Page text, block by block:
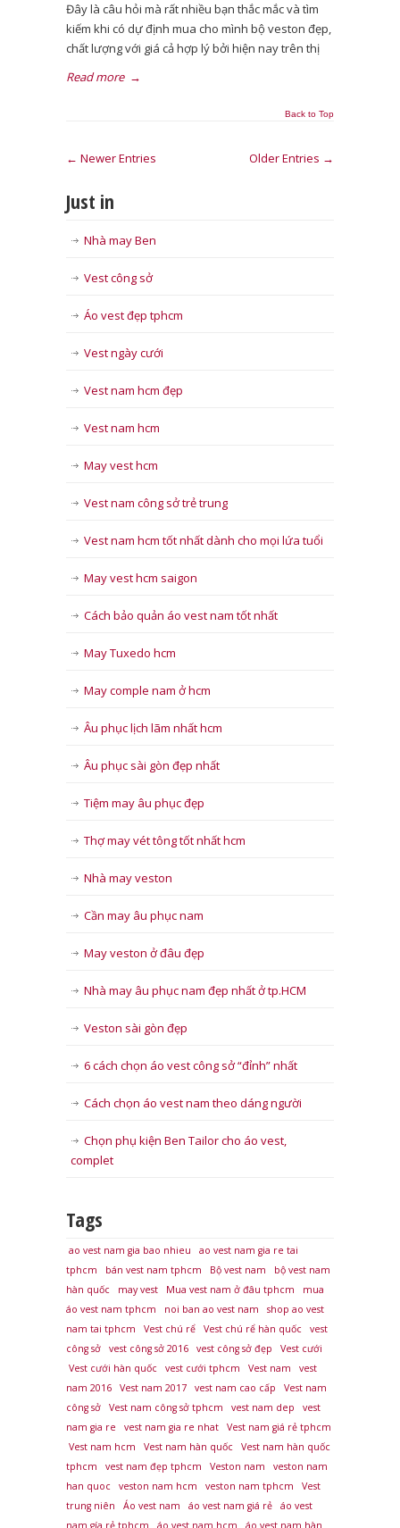
Đây là câu hỏi mà rất nhiều bạn thắc mắc và tìm
kiếm khi có dự định mua cho mình bộ veston đẹp,
chất lượng với giá cả hợp lý bởi hiện nay trên thị
Read more →
Back to Top
← Newer Entries Older Entries →
Just in
Nhà may Ben
Vest công sở
Áo vest đẹp tphcm
Vest ngày cưới
Vest nam hcm đẹp
Vest nam hcm
May vest hcm
Vest nam công sở trẻ trung
Vest nam hcm tốt nhất dành cho mọi lứa tuổi
May vest hcm saigon
Cách bảo quản áo vest nam tốt nhất
May Tuxedo hcm
May comple nam ở hcm
Âu phục lịch lãm nhất hcm
Âu phục sài gòn đẹp nhất
Tiệm may âu phục đẹp
Thợ may vét tông tốt nhất hcm
Nhà may veston
Cần may âu phục nam
May veston ở đâu đẹp
Nhà may âu phục nam đẹp nhất ở tp.HCM
Veston sài gòn đẹp
6 cách chọn áo vest công sở “đỉnh” nhất
Cách chọn áo vest nam theo dáng người
Chọn phụ kiện Ben Tailor cho áo vest,
complet
Tags
ao vest nam gia bao nhieu
ao vest nam gia re tai
tphcm
bán vest nam tphcm Bộ vest nam
bộ vest nam
hàn quốc
may vest Mua vest nam ở đâu tphcm
mua
áo vest nam tphcm
noi ban ao vest nam
shop ao vest
nam tai tphcm
Vest chú rể Vest chú rể hàn quốc
vest
công sở
vest công sở 2016 vest công sở đẹp
Vest cưới
Vest cưới hàn quốc
vest cưới tphcm Vest nam
vest
nam 2016
Vest nam 2017 vest nam cao cấp
Vest nam
công sở
Vest nam công sở tphcm vest nam dep
vest
nam gia re
vest nam gia re nhat
Vest nam giá rẻ tphcm
Vest nam hcm
Vest nam hàn quốc
Vest nam hàn quốc
tphcm
vest nam đẹp tphcm Veston nam
veston nam
han quoc
veston nam hcm veston nam tphcm
Vest
trung niên
Áo vest nam áo vest nam giá rẻ
áo vest
nam gía rẻ tphcm
áo vest nam hcm áo vest nam hàn